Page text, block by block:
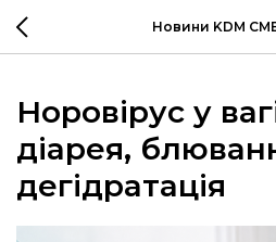
Новини KDM
Норовірус у
діарея,
дегідратація